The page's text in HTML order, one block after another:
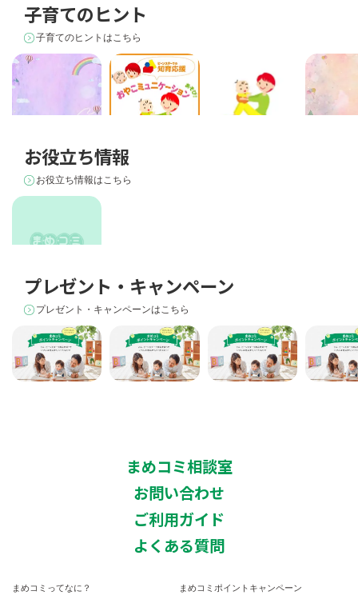
案内
チャーリーとLet's
産前・産後
子育てのヒント
子育てのヒントはこちら
月齢0～4か⽉の赤
ちゃんにオススメ
おやこ遊びの大切
さ
お役立ち情報
お役立ち情報はこちら
まめコミアプリ新
プレゼント・キャンペーン
プレゼント・キャンペーンはこちら
まめコミ相談室
お問い合わせ
ご利用ガイド
よくある質問
まめコミってなに？ まめコミポイントキャンペーン